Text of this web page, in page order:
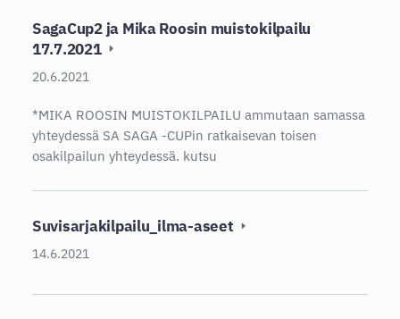
SagaCup2 ja Mika Roosin muistokilpailu
17.7.2021
20.6.2021
*MIKA ROOSIN MUISTOKILPAILU ammutaan samassa
yhteydessä SA SAGA -CUPin ratkaisevan toisen
osakilpailun yhteydessä. kutsu
Suvisarjakilpailu_ilma-aseet
14.6.2021